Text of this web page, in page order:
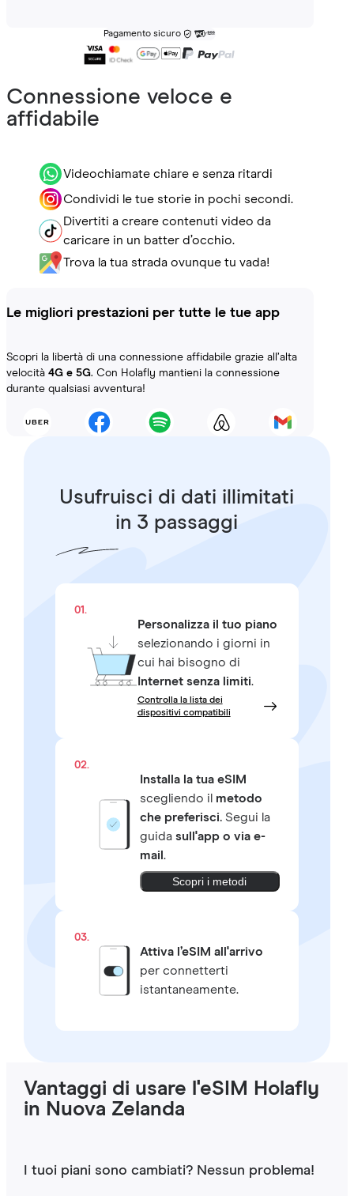
Pagamento sicuro
Connessione veloce e
affidabile
Videochiamate chiare e senza ritardi
Condividi le tue storie in pochi secondi.
Divertiti a creare contenuti video da
caricare in un batter d’occhio.
Trova la tua strada ovunque tu vada!
Le migliori prestazioni per tutte le tue app
Scopri la libertà di una connessione affidabile grazie all’alta
velocità 4G e 5G. Con Holafly mantieni la connessione
durante qualsiasi avventura!
Usufruisci di dati illimitati
in 3 passaggi
01.
Personalizza il tuo piano
selezionando i giorni in
cui hai bisogno di
Internet senza limiti.
Controlla la lista dei
dispositivi compatibili
02.
Installa la tua eSIM
scegliendo il metodo
che preferisci.Segui la
guida sull'app o via e-
mail .
Scopri i metodi
03.
Attiva l’eSIM all'arrivo
per connetterti
istantaneamente.
Vantaggi di usare l'eSIM Holafly
in Nuova Zelanda
I tuoi piani sono cambiati? Nessun problema!